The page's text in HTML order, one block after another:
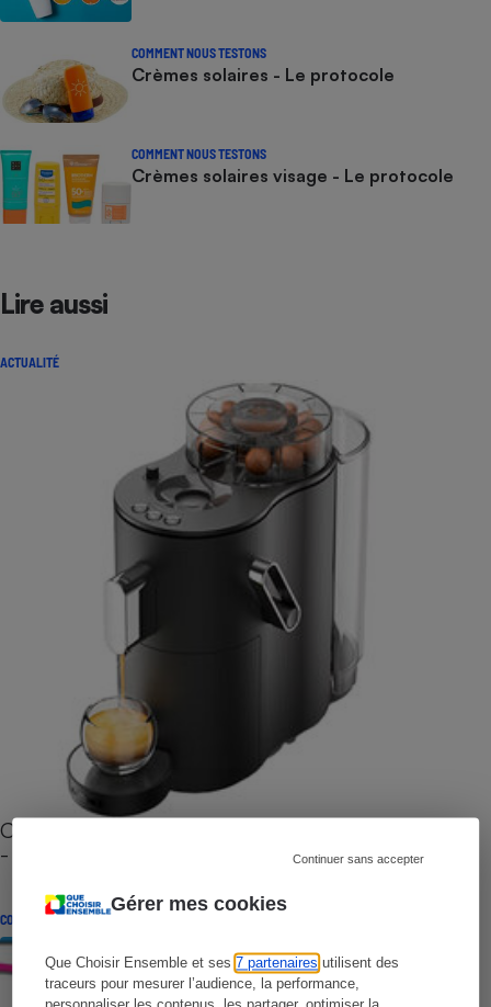
Gérer mes cookies
Que Choisir Ensemble et ses7 partenaires utilisent des
traceurs pour mesurer l’audience, la performance,
Continuer sans accepter
COMMENT NOUS TESTONS
Crèmes solaires - Le protocole
COMMENT NOUS TESTONS
Crèmes solaires visage - Le protocole
Lire aussi
ACTUALITÉ
Cafetière à capsules zéro déchet CoffeeB (vidéo)
- Premières impressions
CONSEILS